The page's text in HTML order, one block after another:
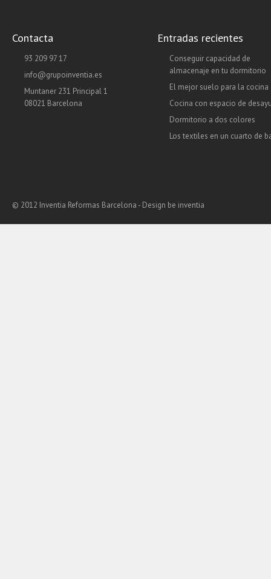
Contacta
93 209 97 17
info@grupoinventia.es
Muntaner 231 Principal 1
08021 Barcelona
Entradas recientes
Conseguir capacidad de
almacenaje en tu dormitorio
El mejor suelo para la cocina
Cocina con espacio de
Dormitorio a dos colores
Los textiles en un cuarto de
© 2012 Inventia Reformas Barcelona - Design be inventia